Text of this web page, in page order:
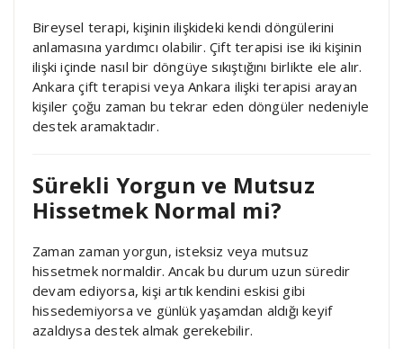
Bireysel terapi, kişinin ilişkideki kendi döngülerini
anlamasına yardımcı olabilir. Çift terapisi ise iki kişinin
ilişki içinde nasıl bir döngüye sıkıştığını birlikte ele alır.
Ankara çift terapisi veya Ankara ilişki terapisi arayan
kişiler çoğu zaman bu tekrar eden döngüler nedeniyle
destek aramaktadır.
Sürekli Yorgun ve Mutsuz
Hissetmek Normal mi?
Zaman zaman yorgun, isteksiz veya mutsuz
hissetmek normaldir. Ancak bu durum uzun süredir
devam ediyorsa, kişi artık kendini eskisi gibi
hissedemiyorsa ve günlük yaşamdan aldığı keyif
azaldıysa destek almak gerekebilir.